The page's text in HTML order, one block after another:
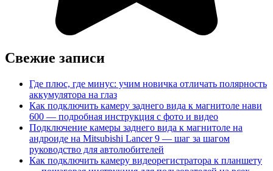
Свежие записи
Где плюс, где минус: учим новичка отличать полярность
аккумулятора на глаз
Как подключить камеру заднего вида к магнитоле нави
600 — подробная инструкция с фото и видео
Подключение камеры заднего вида к магнитоле на
андроиде на Mitsubishi Lancer 9 — шаг за шагом
руководство для автолюбителей
Как подключить камеру видеорегистратора к планшету